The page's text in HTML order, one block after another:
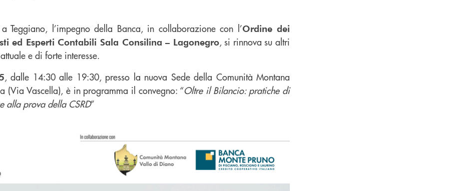
Teggiano, l’impegno della Banca, in collaborazione con l’Ordine dei
ed Esperti Contabili Sala Consilina – Lagonegro, si rinnova su altri
e di forte interesse.
, dalle 14:30 alle 19:30, presso la nuova Sede della Comunità Montana
(Via Vascella), è in programma il convegno: “Oltre il Bilancio: pratiche di
alla prova della CSRD”